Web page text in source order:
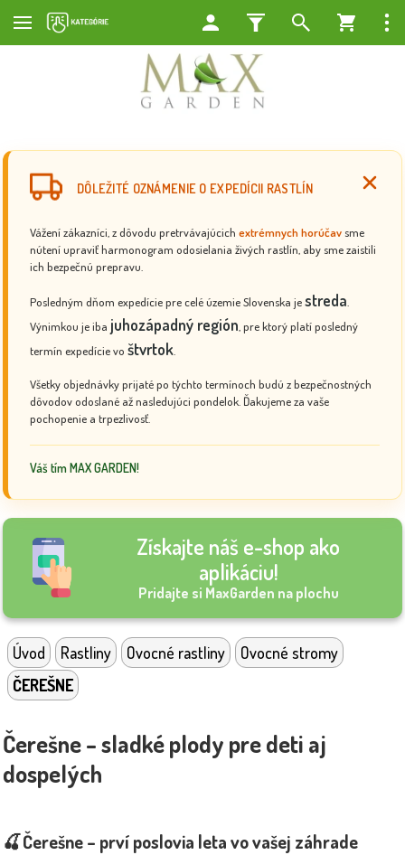
DÔLEŽITÉ OZNÁMENIE O EXPEDÍCII RASTLÍN
Vážení zákazníci, z dôvodu pretrvávajúcich extrémnych horúčav sme
nútení upraviť harmonogram odosielania živých rastlín, aby sme zaistili
ich bezpečnú prepravu.
Posledným dňom expedície pre celé územie Slovenska jestreda
Výnimkou je iba juhozápadný región , pre ktorý platí posledný
termín expedície vo štvrtok
Všetky objednávky prijaté po týchto termínoch budú z bezpečnostných
dôvodov odoslané až nasledujúci pondelok. Ďakujeme za vaše
pochopenie a trpezlivosť.
Váš tím MAX GARDEN!
Získajte náš e-shop ako
aplikáciu!
Pridajte si MaxGarden na plochu
Úvod Rastliny Ovocné rastliny
Ovocné stromy
ČEREŠNE
Čerešne – sladké plody pre deti aj
dospelých
🍒 Čerešne – prví poslovia leta vo vašej záhrade